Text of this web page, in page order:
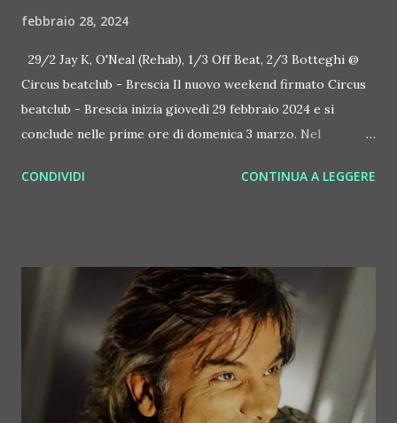
febbraio 28, 2024
29/2 Jay K, O'Neal (Rehab), 1/3 Off Beat, 2/3 Botteghi @
Circus beatclub - Brescia Il nuovo weekend firmato Circus
beatclub - Brescia inizia giovedì 29 febbraio 2024 e si
conclude nelle prime ore di domenica 3 marzo. Nel
con il sorriso sulle labbra e un certo stile. Si parte a ritmo
particolare, accompagna in console il celeberrimo rapper
Guè, ha quasi 50.000 follower su Instagram, è stato 4 volte
DMC Champion in Svizzera e 2 volte Itf Champion in Italia.
Stefano Guidi, questo il suo vero nome, cura un potente
programma mixato sulla Rete Tre di RSI, la Radiotelevisione
svizzera italiana. Dopo il party Off Beat di venerdì 1 marzo
CONDIVIDI CONTINUA A LEGGERE